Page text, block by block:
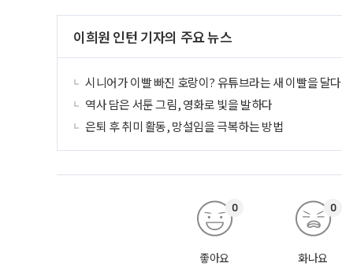
이희원 인턴 기자의 주요 뉴스
시니어가 이빨 빠진 호랑이? 유튜브라는 새 이빨을 달다
역사 담은 서툰 그림, 영화로 빛을 발하다
은퇴 후 취미 활동, 망설임을 극복하는 방법
좋아요
0
화나요
0